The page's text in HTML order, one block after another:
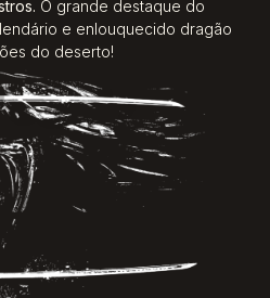
O grande destaque do
e enlouquecido dragão
do deserto!